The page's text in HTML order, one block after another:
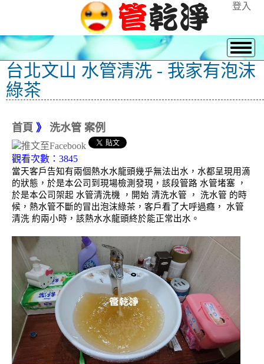
登入
台北文山 水管清洗 - 我家有泡沫
綠茶
首頁 》 洗水管 案例
觀看次數：3845
當天客戶告知有兩個熱水水龍頭幾乎無法出水，水都呈現用滴
的狀態，於是本公司到現場檢測發現，該段管路 水管堵塞 ，
於是本公司架起 水管清洗機 ，開始 清洗水管 ， 洗水管 的時
候，熱水管不斷的冒出泡沫綠茶，客戶看了大呼過癮， 水管
清洗 約兩小時，該熱水水龍頭終於能正常出水。